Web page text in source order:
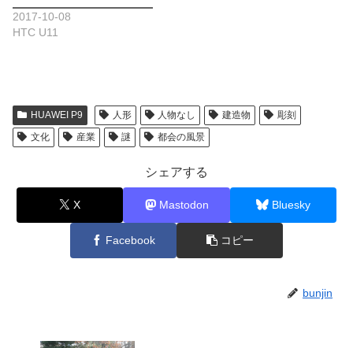
2017-10-08
HTC U11
HUAWEI P9 人形 人物なし 建造物
彫刻
文化
産業 謎 都会の風景
シェアする
X Mastodon Bluesky
Facebook コピー
bunjin